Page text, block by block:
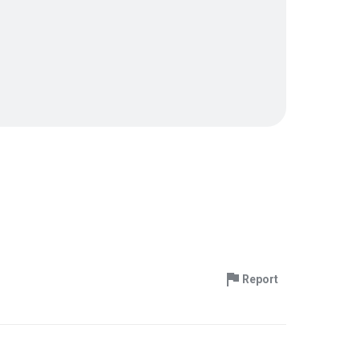
Report